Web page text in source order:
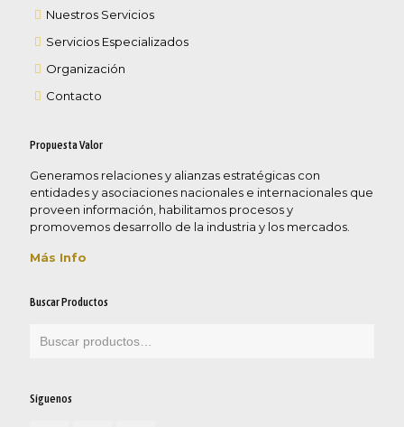
Nuestros Servicios
Servicios Especializados
Organización
Contacto
Propuesta Valor
Generamos relaciones y alianzas estratégicas con
entidades y asociaciones nacionales e internacionales que
proveen información, habilitamos procesos y
promovemos desarrollo de la industria y los mercados.
Más Info
Buscar Productos
Síguenos